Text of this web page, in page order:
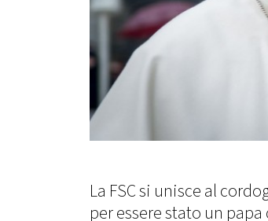
La FSC si unisce al
per essere stato un